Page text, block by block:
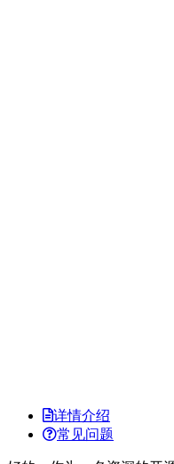
详情介绍
常见问题